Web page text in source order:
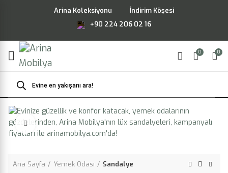
Arina Koleksiyonu
İndirim Köşesi
+90 224 206 02 16
0 0
Products
search
Büyütmek için tıklayın
Ana Sayfa Yemek Odası Sandalye